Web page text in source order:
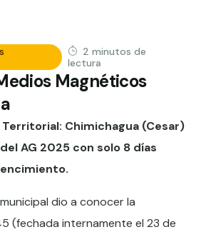
2 minutos de
lectura
Magnéticos
Chimichagua (Cesar)
AG 2025 con solo 8 días
dio a conocer la
(fechada internamente el 23 de